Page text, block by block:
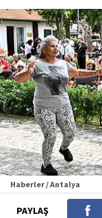
Haberler / Antalya
PAYLAŞ